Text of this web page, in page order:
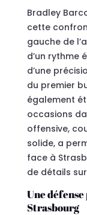
Bradley
cette
gauche de
d’un rythme
d’une
du premier
également
occasions
offensive,
solide, a
face à
de détails
Une
Strasbourg